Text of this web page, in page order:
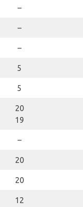
–
–
–
5
5
20
19
–
20
20
12